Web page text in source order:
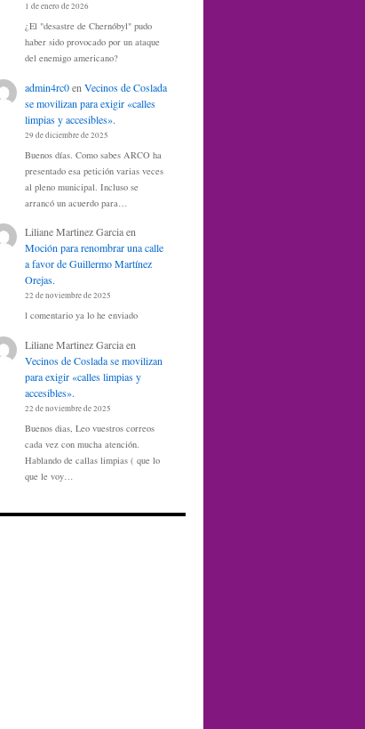
1 de enero de 2026
¿El "desastre de Chernóbyl" pudo
haber sido provocado por un ataque
del enemigo americano?
admin4rc0en Vecinos de Coslada
se movilizan para exigir «calles
limpias y accesibles».
29 de diciembre de 2025
Buenos días. Como sabes ARCO ha
presentado esa petición varias veces
al pleno municipal. Incluso se
arrancó un acuerdo para…
Liliane Martinez Garciaen
Moción para renombrar una calle
a favor de Guillermo Martínez
Orejas.
22 de noviembre de 2025
l comentario ya lo he enviado
Liliane Martinez Garciaen
Vecinos de Coslada se movilizan
para exigir «calles limpias y
accesibles».
22 de noviembre de 2025
Buenos dias, Leo vuestros correos
cada vez con mucha atención.
Hablando de callas limpias ( que lo
que le voy…